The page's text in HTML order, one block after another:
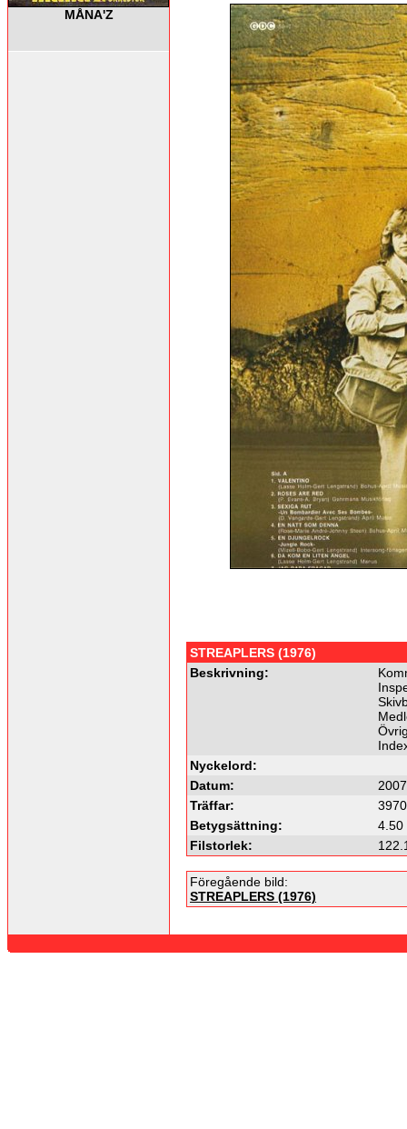
MÅNA'Z
STREAPLERS (1976)
Beskrivning:
Nyckelord:
Datum:
Träffar:
3970
Betygsättning:
4.50
Filstorlek:
Föregående bild:
STREAPLERS (1976)